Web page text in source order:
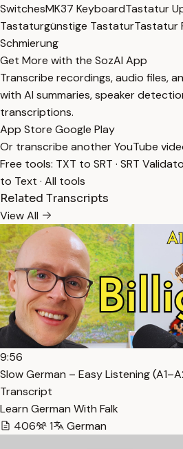
SwitchesMK37 KeyboardTastatur
Tastaturgünstige TastaturTastatur
Schmierung
Get More with the SozAI App
Transcribe recordings, audio files,
with AI summaries, speaker
transcriptions.
App Store Google Play
Or transcribe another YouTube
Free tools: TXT to SRT · SRT
to Text · All tools
Related Transcripts
View All
9:56
Slow German – Easy Listening
Transcript
Learn German With Falk
406
1 German